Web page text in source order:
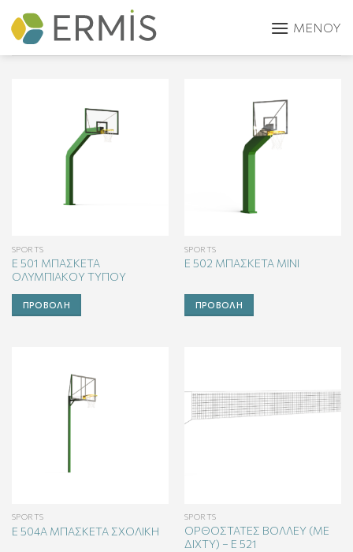
to
content
SPORTS
E 501 ΜΠΑΣΚΕΤΑ
ΟΛΥΜΠΙΑΚΟΥ ΤΥΠΟΥ
ΠΡΟΒΟΛΉ
SPORTS
E 502 ΜΠΑΣΚΕΤΑ ΜΙΝΙ
ΠΡΟΒΟΛΉ
SPORTS
E 504Α ΜΠΑΣΚΕΤΑ ΣΧΟΛΙΚΗ
SPORTS
ΟΡΘΟΣΤΑΤΕΣ ΒΟΛΛΕΥ (ΜΕ
ΔΙΧΤΥ) – E 521